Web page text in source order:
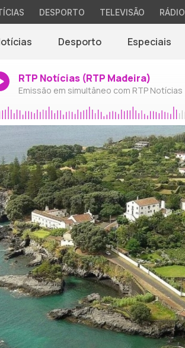
DESPORTO TELEVISÃO RÁDIO
Desporto Especiais
RTP Notícias (RTP Madeira)
Emissão em simultâneo com RTP Notícias